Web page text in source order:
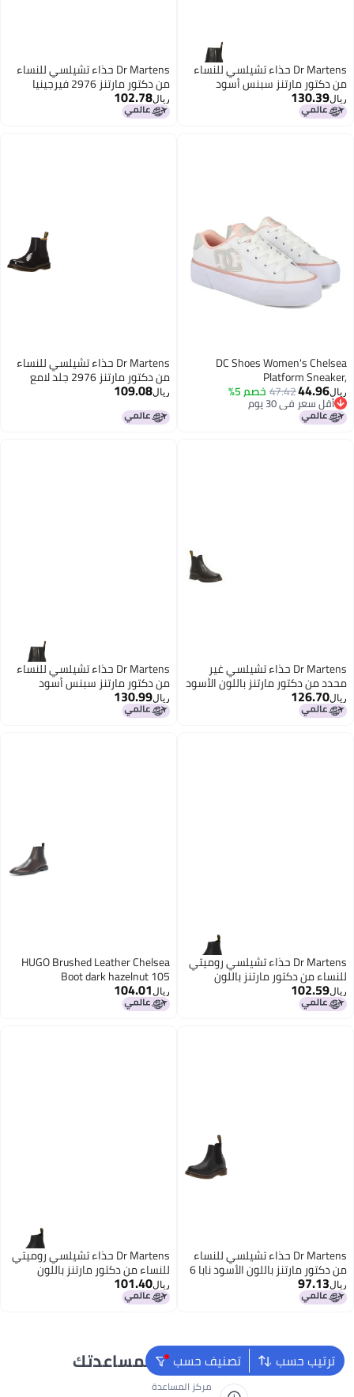
Dr Martens حذاء تشيلسي للنساء
من دكتور مارتنز سبنس أسود
سندال 5
ريال130.39
Dr Martens حذاء تشيلسي للنساء
من دكتور مارتنز 2976 فيرجينيا
بتصميم عتيق بلون توبي 9
ريال102.78
DC Shoes Women's Chelsea
Platform Sneaker,
White/Grey/Blush, 11
ريال44.96
47.42خصم 5%
أقل سعر في 30 يوم
أقل سعر في 30 يوم
Dr Martens حذاء تشيلسي للنساء
من دكتور مارتنز 2976 جلد لامع
أسود 6
ريال109.08
Dr Martens حذاء تشيلسي غير
محدد من دكتور مارتنز باللون الأسود
Blizzard WP مقاس 9 US نساء
ريال126.70
Dr Martens حذاء تشيلسي للنساء
من دكتور مارتنز سبنس أسود
سندال 10
ريال130.99
Dr Martens حذاء تشيلسي روميتي
للنساء من دكتور مارتنز باللون
الأسود المحروق وايومنغ 8
ريال102.59
HUGO Brushed Leather Chelsea
Boot dark hazelnut 105
ريال104.01
Dr Martens حذاء تشيلسي للنساء
من دكتور مارتنز باللون الأسود نابا 6
ريال97.13
Dr Martens حذاء تشيلسي روميتي
للنساء من دكتور مارتنز باللون
الأسود المحروق وايومنغ 6
ريال101.40
ترتيب حسب تصنيف حسب
نحن دائماً جاهزون لمساعدتك
مركز المساعدة